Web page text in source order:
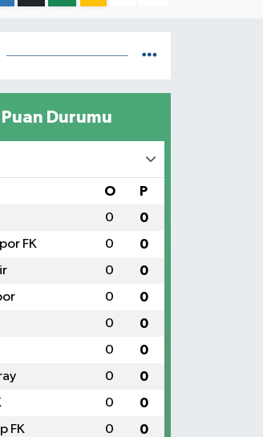
Durumu
O P
0 0
FK 0 0
0 0
0 0
0 0
0 0
0 0
0 0
FK 0 0